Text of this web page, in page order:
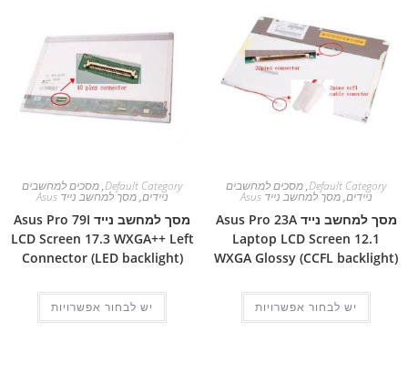
Default Category
,מסכים למחשבים
ניידים,מסך למחשב נייד Asus
מסך למחשב נייד Asus Pro 23A
Laptop LCD Screen 12.1
WXGA Glossy (CCFL backlight)
יש לבחור אפשרויות
Default Category
,מסכים למחשבים
ניידים,מסך למחשב נייד Asus
מסך למחשב נייד Asus Pro 79I
LCD Screen 17.3 WXGA++ Left
Connector (LED backlight)
יש לבחור אפשרויות